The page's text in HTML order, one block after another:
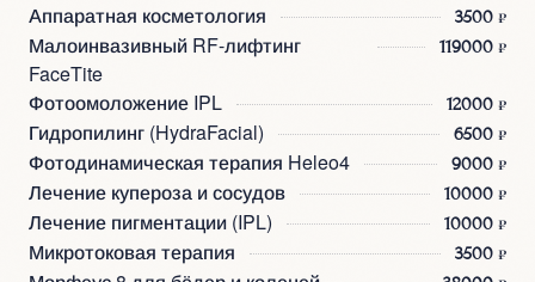
Аппаратная косметология 3500 ₽
Малоинвазивный RF-лифтинг
FaceTite
119000 ₽
Фотоомоложение IPL 12000 ₽
Гидропилинг (HydraFacial) 6500 ₽
Фотодинамическая терапия Heleo4 9000 ₽
Лечение купероза и сосудов 10000 ₽
Лечение пигментации (IPL) 10000 ₽
Микротоковая терапия 3500 ₽